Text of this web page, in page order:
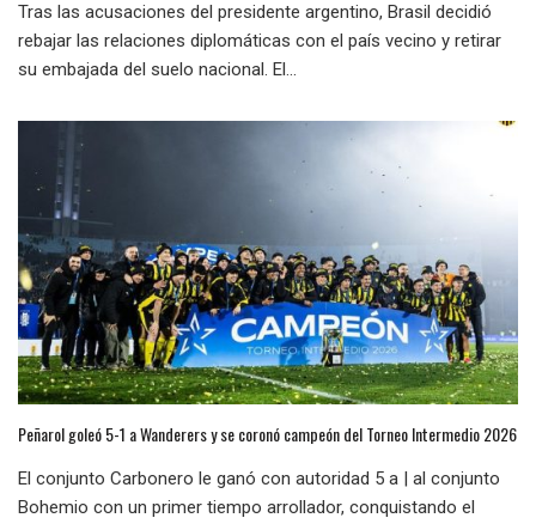
Tras las acusaciones del presidente argentino, Brasil decidió
rebajar las relaciones diplomáticas con el país vecino y retirar
su embajada del suelo nacional. El...
Peñarol goleó 5-1 a Wanderers y se coronó campeón del Torneo Intermedio 2026
El conjunto Carbonero le ganó con autoridad 5 a | al conjunto
Bohemio con un primer tiempo arrollador, conquistando el